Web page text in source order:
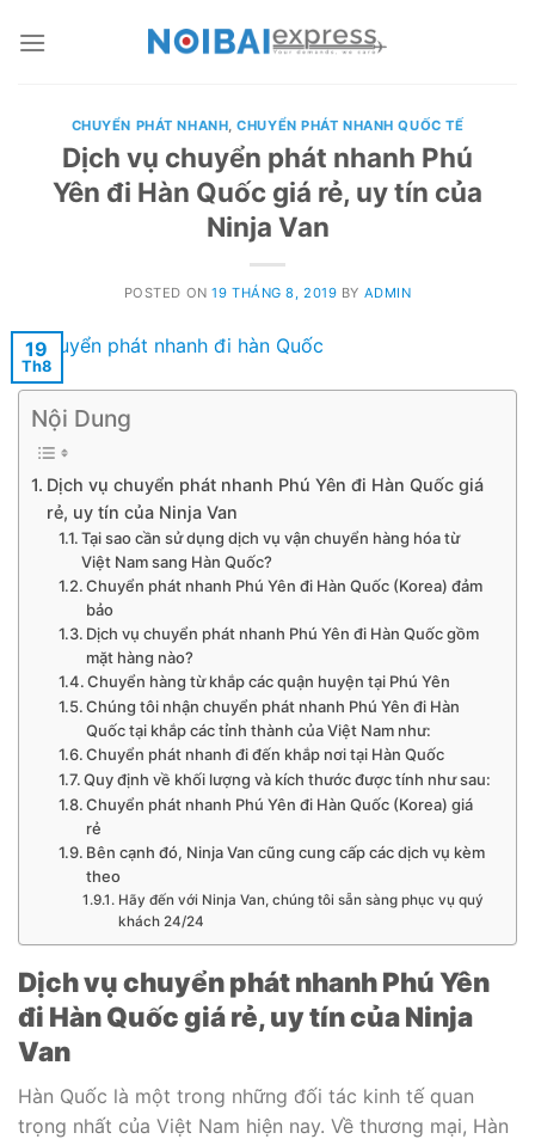
CHUYỂN PHÁT NHANH,CHUYỂN PHÁT NHANH QUỐC TẾ
Dịch vụ chuyển phát nhanh Phú
Yên đi Hàn Quốc giá rẻ, uy tín của
Ninja Van
POSTED ON19 THÁNG 8, 2019 BY ADMIN
19
Th8
Nội Dung
Dịch vụ chuyển phát nhanh Phú Yên đi Hàn Quốc giá
rẻ, uy tín của Ninja Van
Tại sao cần sử dụng dịch vụ vận chuyển hàng hóa từ
Việt Nam sang Hàn Quốc?
Chuyển phát nhanh Phú Yên đi Hàn Quốc (Korea) đảm
bảo
Dịch vụ chuyển phát nhanh Phú Yên đi Hàn Quốc gồm
mặt hàng nào?
Chuyển hàng từ khắp các quận huyện tại Phú Yên
Chúng tôi nhận chuyển phát nhanh Phú Yên đi Hàn
Quốc tại khắp các tỉnh thành của Việt Nam như:
Chuyển phát nhanh đi đến khắp nơi tại Hàn Quốc
Quy định về khối lượng và kích thước được tính như sau:
Chuyển phát nhanh Phú Yên đi Hàn Quốc (Korea) giá
rẻ
Bên cạnh đó, Ninja Van cũng cung cấp các dịch vụ kèm
theo
Hãy đến với Ninja Van, chúng tôi sẵn sàng phục vụ quý
khách 24/24
Dịch vụ chuyển phát nhanh Phú Yên
đi Hàn Quốc giá rẻ, uy tín của Ninja
Van
Hàn Quốc là một trong những đối tác kinh tế quan
trọng nhất của Việt Nam hiện nay. Về thương mại, Hàn